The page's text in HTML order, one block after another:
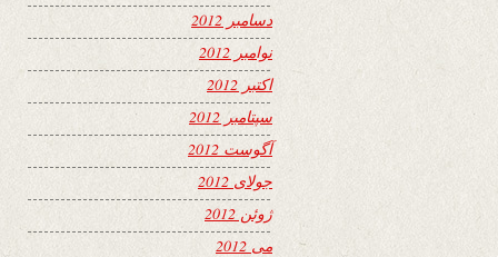
دسامبر 2012
نوامبر 2012
اکتبر 2012
سپتامبر 2012
آگوست 2012
جولای 2012
ژوئن 2012
می 2012